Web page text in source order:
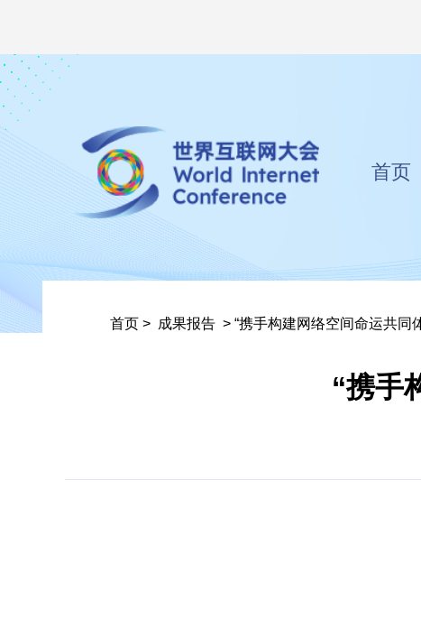
首页
首页 > 成果报告 > “携手构建网络空间命运共同
“携手